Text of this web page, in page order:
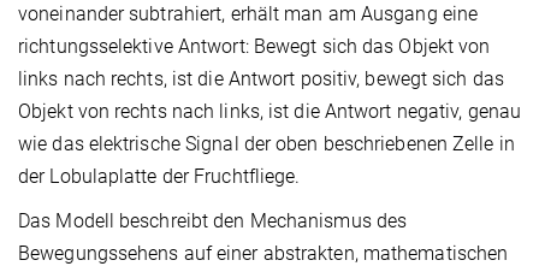
voneinander subtrahiert, erhält man am Ausgang eine
richtungsselektive Antwort: Bewegt sich das Objekt von
links nach rechts, ist die Antwort positiv, bewegt sich das
Objekt von rechts nach links, ist die Antwort negativ, genau
wie das elektrische Signal der oben beschriebenen Zelle in
der Lobulaplatte der Fruchtfliege.
Das Modell beschreibt den Mechanismus des
Bewegungssehens auf einer abstrakten, mathematischen